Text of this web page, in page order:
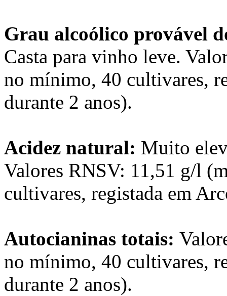
Grau alcoólico provável
Casta para vinho leve.
no mínimo, 40 cultivares,
durante 2 anos).
Acidez natural: Muito
Valores RNSV: 11,51 g/l
cultivares, registada em
Autocianinas totais:
no mínimo, 40 cultivares,
durante 2 anos).